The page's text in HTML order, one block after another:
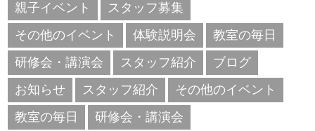
親子イベント
スタッフ募集
その他のイベント
体験説明会
教室の毎日
研修会・講演会
スタッフ紹介
ブログ
お知らせ
スタッフ紹介
その他のイベント
教室の毎日
研修会・講演会